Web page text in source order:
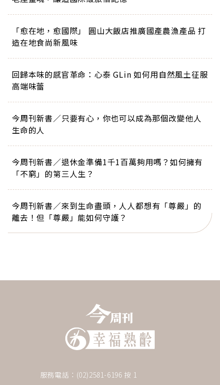
「愈在地，愈國際」 圓山大飯店推廣國產農漁產品 打
造在地食尚新風味
回歸本味的感官革命：心泰 GLin 如何用自然風土征服
高端味蕾
今周刊新書／只要有心，你也可以成為那個改變他人
生命的人
今周刊新書／退休金準備1千1百萬夠用嗎？如何擁有
「不窮」的第三人生？
今周刊新書／來到生命盡頭，人人都想有「尊嚴」的
離去！但「尊嚴」能如何守護？
服務電話：(02)2581-6196 按 1